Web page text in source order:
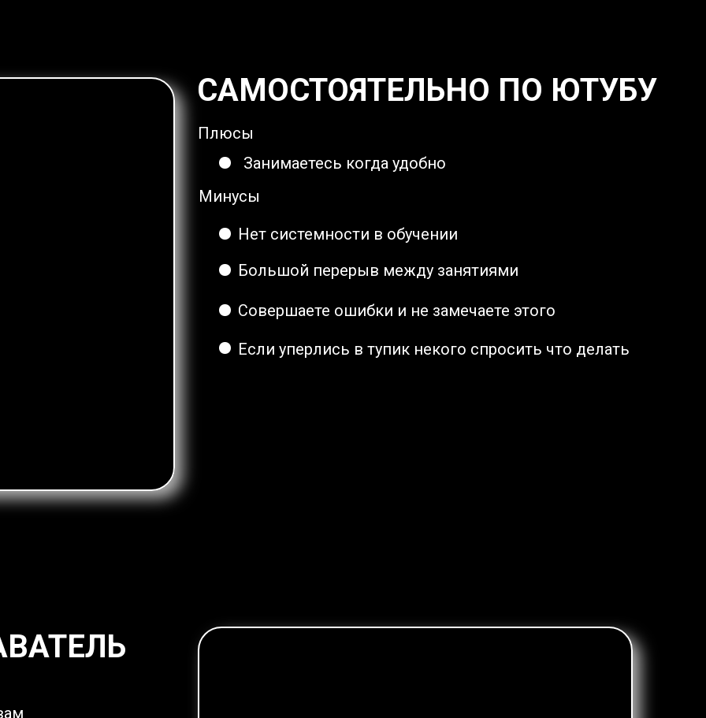
САМОСТОЯТЕЛЬНО ПО ЮТУБУ
Плюсы
Если уперлись в тупик некого спросить что делать
Совершаете ошибки и не замечаете этого
Большой перерыв между занятиями
Занимаетесь когда удобно
Нет системности в обучении
Минусы